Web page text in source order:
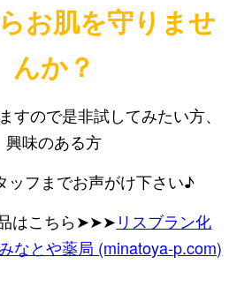
お肌を守りませ
んか？
すので是非試してみたい方、
興味のある方
ッフまでお声がけ下さい♪
はこちら➤➤➤リスブラン化
なとや薬局 (minatoya-p.com)